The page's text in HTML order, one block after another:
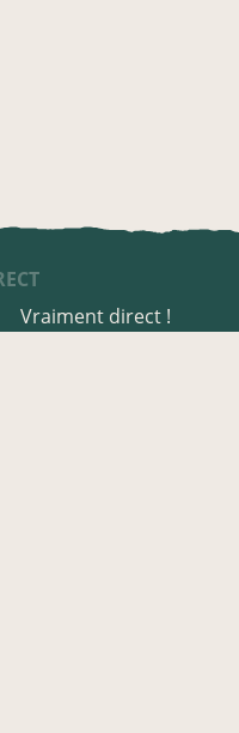
Vraiment direct !